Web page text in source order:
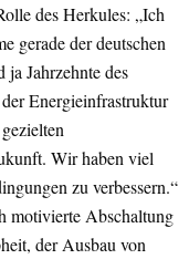
des Herkules: „Ich
gerade der deutschen
Jahrzehnte des
Energieinfrastruktur
Wir haben viel
zu verbessern.“
motivierte Abschaltung
der Ausbau von